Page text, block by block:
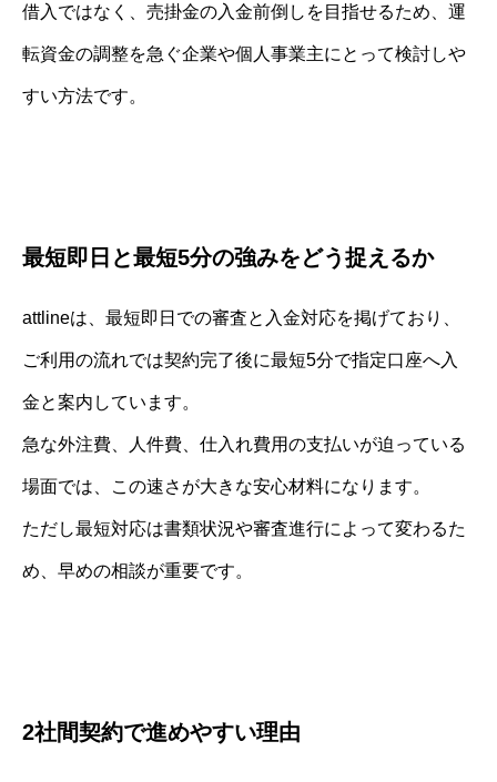
借入ではなく、売掛金の入金前倒しを目指せるため、運
転資金の調整を急ぐ企業や個人事業主にとって検討しや
すい方法です。
最短即日と最短5分の強みをどう捉えるか
attlineは、最短即日での審査と入金対応を掲げており、
ご利用の流れでは契約完了後に最短5分で指定口座へ入
金と案内しています。
急な外注費、人件費、仕入れ費用の支払いが迫っている
場面では、この速さが大きな安心材料になります。
ただし最短対応は書類状況や審査進行によって変わるた
め、早めの相談が重要です。
2社間契約で進めやすい理由